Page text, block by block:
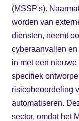
(MSSP's).
worden van
diensten, neemt
cyberaanvallen
in met een nieuwe
specifiek
risicobeoordeling
automatiseren.
sector, omdat het